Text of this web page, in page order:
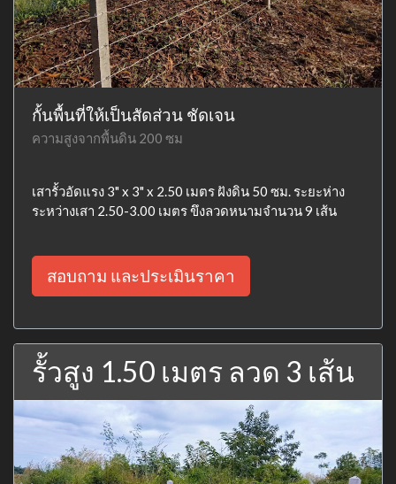
กั้นพื้นที่ให้เป็นสัดส่วน ชัดเจน
ความสูงจากพื้นดิน 200 ซม
เสารั้วอัดแรง 3" x 3" x 2.50 เมตร ฝังดิน 50 ซม. ระยะห่าง
ระหว่างเสา 2.50-3.00 เมตร ขึงลวดหนามจำนวน 9 เส้น
สอบถาม และประเมินราคา
รั้วสูง 1.50 เมตร ลวด 3 เส้น